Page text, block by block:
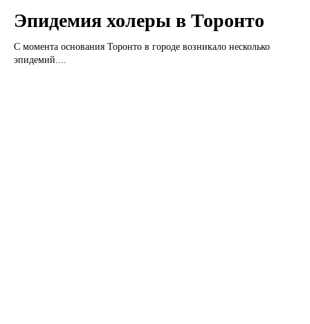
Эпидемия холеры в Торонто
С момента основания Торонто в городе возникало несколько
эпидемий....